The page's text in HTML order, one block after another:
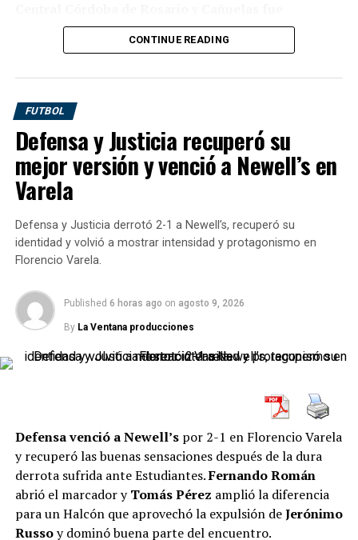
favorito tomó rápidamente el control y apenas cedió un
juego para cerrar el partido después de
una hora y 27
minutos.
Schwaerzler completó así una semana en la que había
superado, entre otros, a Ilya Ivashka en cuartos de final
y a Mathys Erhard en semifinales. Ante Erhard necesitó
remontar un primer set adverso antes de imponerse por
3-6, 7-6(5) y 6-4.
Final
Campeón
Joel Schwaerzler
Andrea Guerrieri 7-6(4), 6-1
Schwaerzler terminó el torneo mostrando
capacidad para ganar partidos de características muy
diferentes. Superó situaciones de máxima presión
durante la semana y, una vez ganado el tie-break de la
final, dominó completamente a Guerrieri.
Platzmann Open de Hagen: Gentzsch
derrotado 2-0 por Atlas. De esta manera, el Lujanero
conserva sus tres puntos de ventaja sobre el Tambero.
Por la Zona A, Lugano igualó 0-0 frente a Victoriano
Arenas y llegó a 36 puntos, mientras que Juventud
Unida empató 1-1 contra Puerto Nuevo gracias a un gol
convertido en el sexto minuto adicionado.
Resultados confirmados de la
jornada 23
Partido
Resultado
Argentino de Rosario – Mercedes
Berazategui – Centro Español
Defensores de Cambaceres – Leandro N. Alem
2-0
1-0
Atlas – Cañuelas
2-0
Luján – Central Córdoba (R)
1-2
Juventud Unida – Puerto Nuevo
1-1
Lugano – Victoriano Arenas
0-0
CONTINUE READING
FUTBOL
Defensa y Justicia recuperó su
mejor versión y venció a Newell’s en
Varela
Defensa y Justicia derrotó 2-1 a Newell’s, recuperó su
identidad y volvió a mostrar intensidad y protagonismo en
Florencio Varela.
Published 6 horas ago on agosto 9, 2026
By La Ventana producciones
Defensa venció a Newell’spor 2-1 en Florencio Varela
y recuperó las buenas sensaciones después de la dura
derrota sufrida ante Estudiantes.Fernando Román
abrió el marcador yTomás Pérez amplió la diferencia
para un Halcón que aprovechó la expulsión deJerónimo
Russoy dominó buena parte del encuentro.